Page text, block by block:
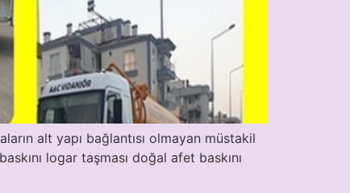
alt yapı bağlantısı olmayan müstakil
logar taşması doğal afet baskını